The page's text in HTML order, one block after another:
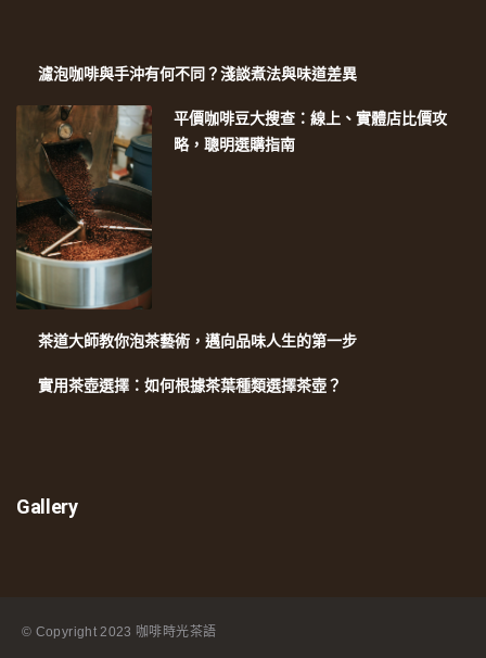
濾泡咖啡與手沖有何不同？淺談煮法與味道差異
平價咖啡豆大搜查：線上、實體店比價攻
略，聰明選購指南
茶道大師教你泡茶藝術，邁向品味人生的第一步
實用茶壺選擇：如何根據茶葉種類選擇茶壺？
Gallery
© Copyright2023 咖啡時光茶語